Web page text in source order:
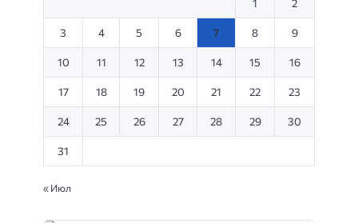
3 4 5 6 7 8 9
10 11 12 13 14 15 16
17 18 19 20 21 22 23
24 25 26 27 28 29 30
31
« Июл